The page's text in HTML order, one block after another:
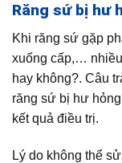
Răng sứ bị hư
Khi răng sứ gặp
xuống cấp,…
hay không?. Câu
răng sứ bị hư
kết quả điều trị.
Lý do không thể